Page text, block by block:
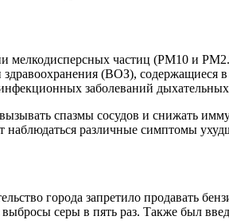
мелкодисперсных частиц (PM10 и
(ВОЗ), содержащиеся
заболеваний
спазмы сосудов и снижать
различные симптомы
города запретило продавать
серы в пять раз. Также был